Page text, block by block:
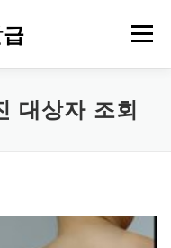
메뉴
강보험 안내 건강검진
대상자 조회